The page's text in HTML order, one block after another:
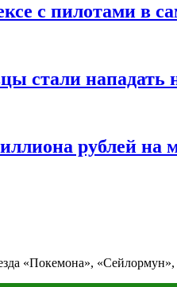
с пилотами в
стали нападать
рублей на
«Покемона»,